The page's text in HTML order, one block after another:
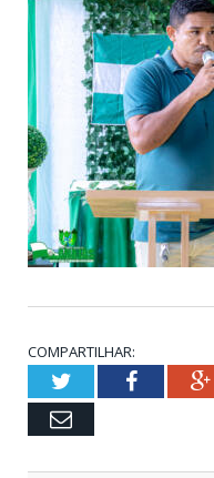
COMPARTILHAR:
TwitterFacebook
Email